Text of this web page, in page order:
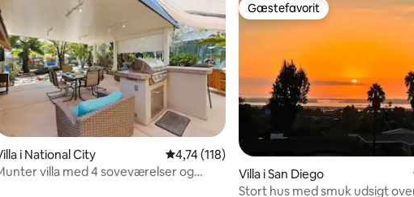
i National City 4,74 ud af 5 i gennemsnitlig bedømmelse,
4,74 (118)
villa med 4 soveværelser og
Gæstefavorit
Gæstefavorit
Villa i San Diego
Stort hus med smuk udsigt